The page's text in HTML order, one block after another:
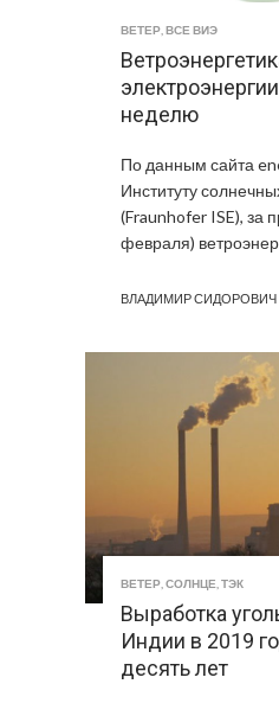
ВЕТЕР ВСЕ ВИЭ
неделю
По данным сайта
Институту
(Fraunhofer ISE),
февраля)
ВЛАДИМИР СИДОРОВИЧ
ВЕТЕР СОЛНЦЕ ТЭК
Выработка
Индии в 2019
десять лет